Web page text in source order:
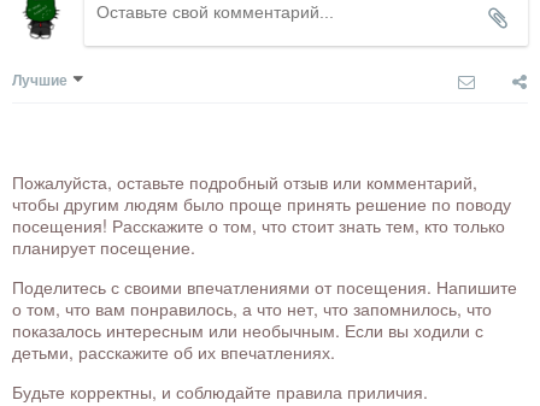
Лучшие
Пожалуйста, оставьте подробный отзыв или комментарий,
чтобы другим людям было проще принять решение по поводу
посещения! Расскажите о том, что стоит знать тем, кто только
планирует посещение.
Поделитесь с своими впечатлениями от посещения. Напишите
о том, что вам понравилось, а что нет, что запомнилось, что
показалось интересным или необычным. Если вы ходили с
детьми, расскажите об их впечатлениях.
Будьте корректны, и соблюдайте правила приличия.